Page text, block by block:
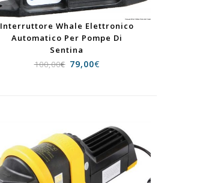
Interruttore Whale Elettronico
Automatico Per Pompe Di
Sentina
100,00€ 79,00€